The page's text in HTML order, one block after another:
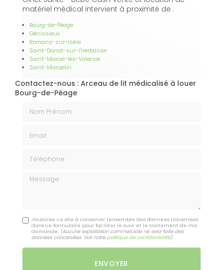
matériel médical intervient à proximité de :
Bourg-de-Péage
Génissieux
Romans-sur-Isère
Saint-Donat-sur-l'Herbasse
Saint-Marcel-lès-Valence
Saint-Marcellin
Contactez-nous : Arceau de lit médicalisé à louer
Bourg-de-Péage
Message
J'autorise ce site à conserver l'ensemble des données transmises
dans ce formulaire pour faciliter le suivi et le traitement de ma
demande. (Aucune exploitation commerciale ne sera faite des
données concervées. Voir notre politique de confidentialité)